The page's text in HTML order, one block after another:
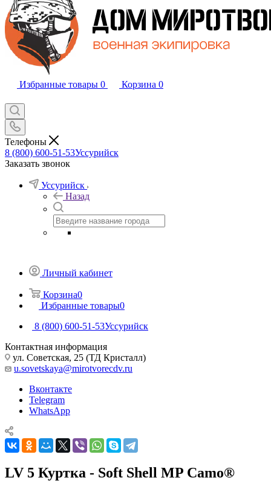
Избранные товары 0 Корзина 0
Телефоны
8 (800) 600-51-53Уссурийск
Заказать звонок
Уссурийск
Назад
Личный кабинет
Корзина0
Избранные товары0
8 (800) 600-51-53Уссурийск
Контактная информация
ул. Советская, 25 (ТД Кристалл)
u.sovetskaya@mirotvorecdv.ru
Вконтакте
Telegram
WhatsApp
LV 5 Куртка - Soft Shell MP Camo®